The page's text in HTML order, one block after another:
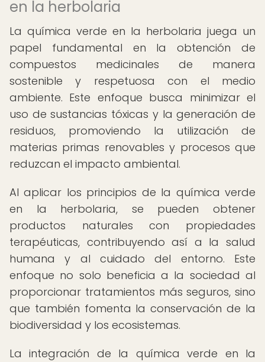
en la herbolaria
La química verde en la herbolaria juega un
papel fundamental en la obtención de
compuestos medicinales de manera
sostenible y respetuosa con el medio
ambiente. Este enfoque busca minimizar el
uso de sustancias tóxicas y la generación de
residuos, promoviendo la utilización de
materias primas renovables y procesos que
reduzcan el impacto ambiental.
Al aplicar los principios de la química verde
en la herbolaria, se pueden obtener
productos naturales con propiedades
terapéuticas, contribuyendo así a la salud
humana y al cuidado del entorno. Este
enfoque no solo beneficia a la sociedad al
proporcionar tratamientos más seguros, sino
que también fomenta la conservación de la
biodiversidad y los ecosistemas.
La integración de la química verde en la